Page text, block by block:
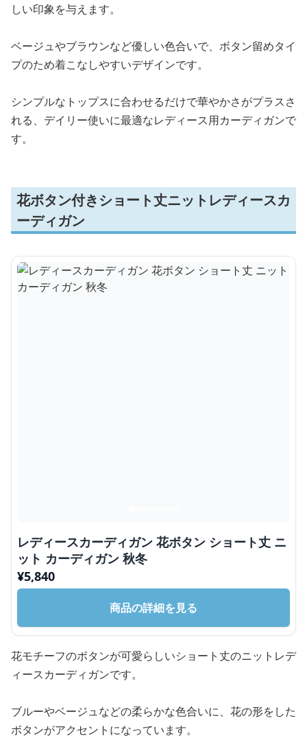
しい印象を与えます。
ベージュやブラウンなど優しい色合いで、ボタン留めタイ
プのため着こなしやすいデザインです。
シンプルなトップスに合わせるだけで華やかさがプラスさ
れる、デイリー使いに最適なレディース用カーディガンで
す。
花ボタン付きショート丈ニットレディースカ
ーディガン
レディースカーディガン 花ボタン ショート丈 ニ
ット カーディガン 秋冬
¥5,840
商品の詳細を見る
花モチーフのボタンが可愛らしいショート丈のニットレデ
ィースカーディガンです。
ブルーやベージュなどの柔らかな色合いに、花の形をした
ボタンがアクセントになっています。